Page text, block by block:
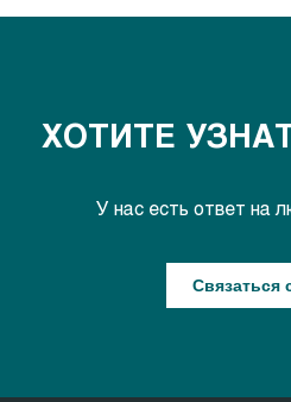
ХОТИТЕ
У нас есть ответ на
Связаться